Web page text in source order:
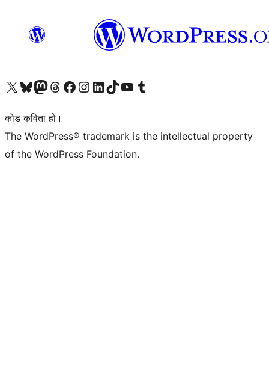
हाम्रो X (पहिले ट्विटर) खातामा जानुहोस्
हाम्रो Bluesky खाता भ्रमण गर्नुहोस्
हाम्रो म्यास्टोडन खाता भ्रमण गर्नुहोस्
हाम्रो थ्रेड्स खातामा जानुहोस्
हाम्रो फेसबुक पेजमा जानुहोस्
हाम्रो इन्स्टाग्राम खातामा जानुहोस्
हाम्रो लिङ्क्डइन खातामा जानुहोस्
हाम्रो TikTok खाता भ्रमण गर्नुहोस्
हाम्रो युट्युब च्यानलमा जानुहोस्
हाम्रो टम्बलर खाता भ्रमण गर्नुहोस्
कोड कविता हो।
The WordPress® trademark is the intellectual property
of the WordPress Foundation.